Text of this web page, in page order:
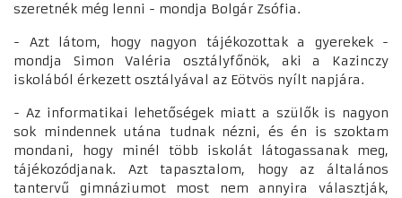
szeretnék még lenni - mondja Bolgár Zsófia.
- Azt látom, hogy nagyon tájékozottak a gyerekek -
mondja Simon Valéria osztályfőnök, aki a Kazinczy
iskolából érkezett osztályával az Eötvös nyílt napjára.
- Az informatikai lehetőségek miatt a szülők is nagyon
sok mindennek utána tudnak nézni, és én is szoktam
mondani, hogy minél több iskolát látogassanak meg,
tájékozódjanak. Azt tapasztalom, hogy az általános
tantervű gimnáziumot most nem annyira választják,